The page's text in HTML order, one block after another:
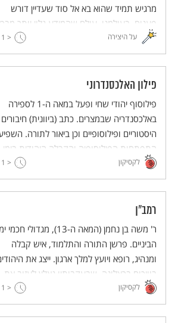
מרגיש תמיד שהוא בא אל סוד שעדיין דורש
פענוח. בעולמנו, עולם שהמידע גלוי יותר
תקופה אחרת בתולדות האנושות, יש ערך
של סוד שמתהלך בתרבות, מתסיס אותה,
מהתרבות לשקוע בשעמום ובשגרה.
על היצירה < 1
פילון האלכסנדרוני
פילוסוף יהודי שחי ופעל במאה ה-1 לספירה
באלכסנדריה שבמצרים. כתב (ביוונית) חיבורים
היסטוריים ופילוסופיים וכן ביאור לתורה.
התפתחות הפילוסופיה והקבלה היהודית בימי
הביניים.לקסיקון < 1
רמב"ן
ר' משה בן נחמן (המאה ה-13), מגדולי חכמי
הביניים. פרשן התורה והתלמוד, איש קבלה
ומנהיג, רופא ויועץ למלך ארגון. ייצג את
בוויכוח ברצלונה, שבעקבותיו נאלץ לעזוב את
ספרד ועלה לארץ ישראל.
לקסיקון < 1